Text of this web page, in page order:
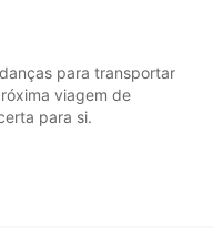
para transportar
viagem de
para si.